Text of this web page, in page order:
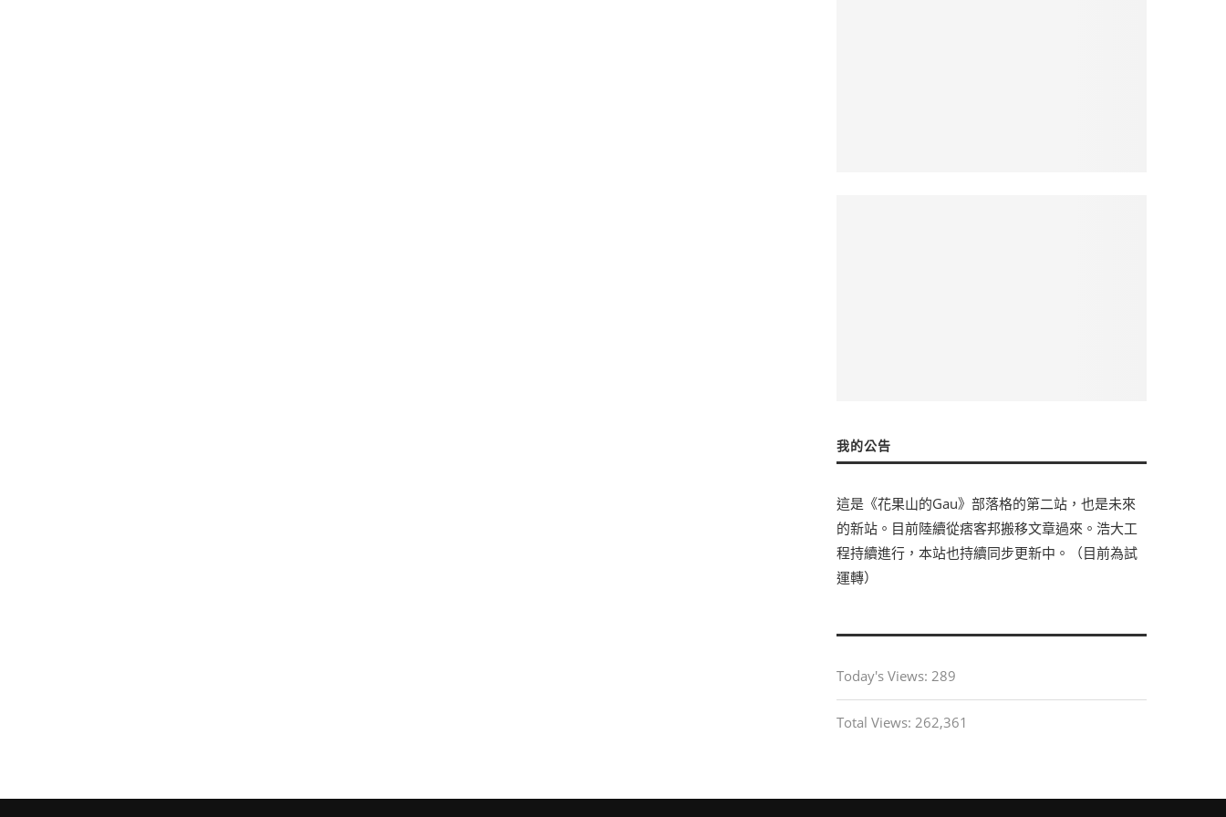
我的公告
這是《花果山的Gau》部落格的第二站，也是未來
的新站。目前陸續從痞客邦搬移文章過來。浩大工
程持續進行，本站也持續同步更新中。（目前為試
運轉）
Today's Views: 289
Total Views: 262,361